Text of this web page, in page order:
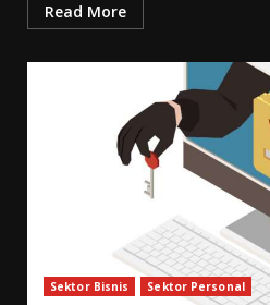
Read More
Sektor Bisnis Sektor Personal